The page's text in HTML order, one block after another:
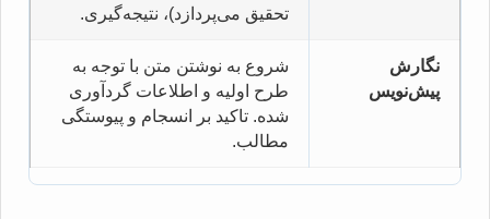
تحقیق می‌پردازد)، نتیجه‌گیری.
نگارش
پیش‌نویس
شروع به نوشتن متن با توجه به
طرح اولیه و اطلاعات گردآوری
شده. تاکید بر انسجام و پیوستگی
مطالب.